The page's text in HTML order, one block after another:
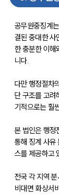
공무원중징계
결된 중대한 사
한 충분한 이해
니다.
다만 행정절차
단 구조를 고려
기적으로는 훨
본 법인은 행정
통해 징계 사유
스를 제공하고
전국 각 지역
비대면 화상서